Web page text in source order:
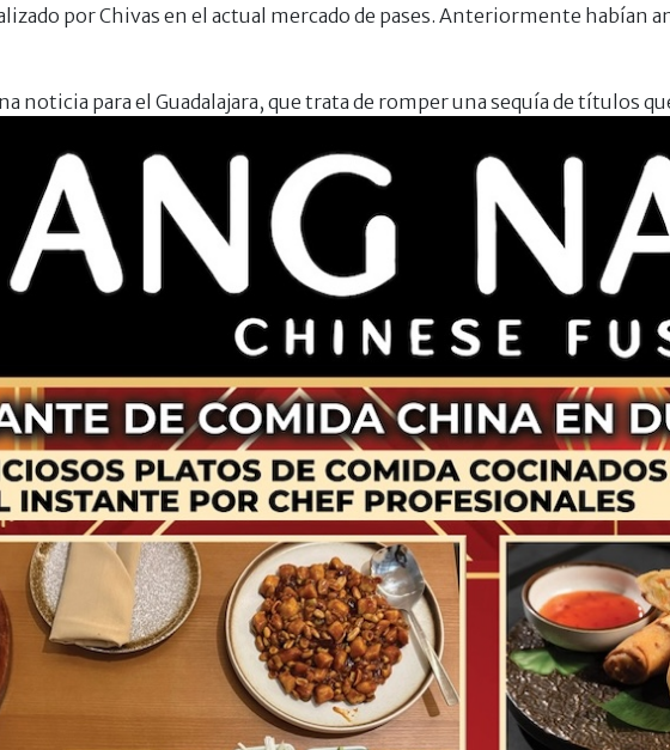
por Chivas en el actual mercado de pases. Anteriormente habían
noticia para el Guadalajara, que trata de romper una sequía de títulos